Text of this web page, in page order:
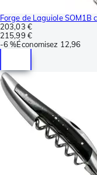
Forge de Laguiole SOM1B
203,03 €
215,99 €
-6 %Économisez 12,96